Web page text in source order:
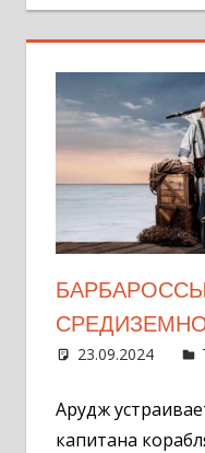
23.09.2024
Арудж
капитана